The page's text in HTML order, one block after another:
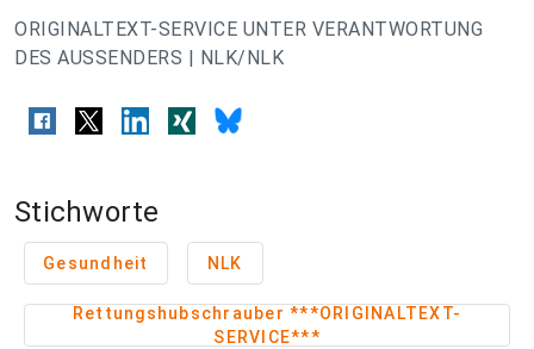
ORIGINALTEXT-SERVICE UNTER VERANTWORTUNG
DES AUSSENDERS | NLK/NLK
Stichworte
Gesundheit NLK
Rettungshubschrauber ***ORIGINALTEXT-
SERVICE***